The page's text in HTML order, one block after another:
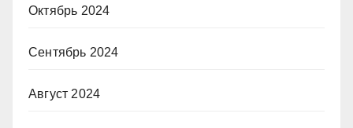
Октябрь 2024
Сентябрь 2024
Август 2024